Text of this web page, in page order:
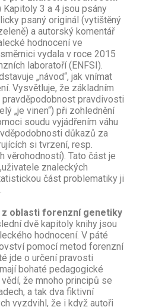
Kapitoly 3 a 4 jsou psány
psaný originál (vytištěný
a autorský komentář
hodnocení ve
vydala v roce 2015
laboratoří (ENFSI).
„návod“, jak vnímat
Vysvětluje, že základním
pravdivosti
„je vinen“) při zohlednění
soudu vyjádřením váhu
důkazů za
si tvrzení, resp.
věrohodností). Tato část je
znaleckých
část problematiky ji
z oblasti forenzní genetiky
dvě kapitoly knihy jsou
hodnocení. V páté
pomocí metod forenzní
jde o určení pravosti
bohaté pedagogické
že mnoho principů se
a tak dva fiktivní
vyzdvihl, že i když autoři